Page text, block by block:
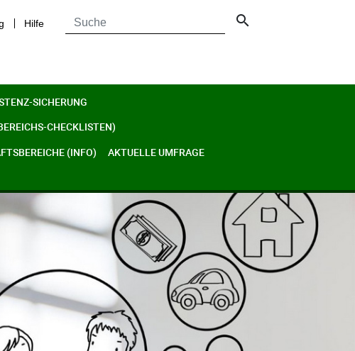
Hilfe search
SICHERUNG
CHECKLISTEN)
(INFO)
AKTUELLE UMFRAGE